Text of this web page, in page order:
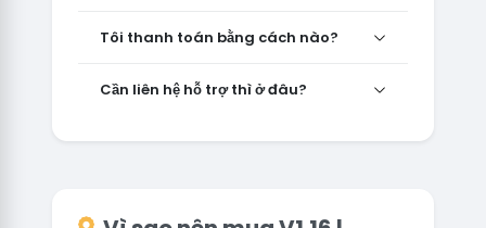
Tôi thanh toán bằng cách nào?
Cần liên hệ hỗ trợ thì ở đâu?